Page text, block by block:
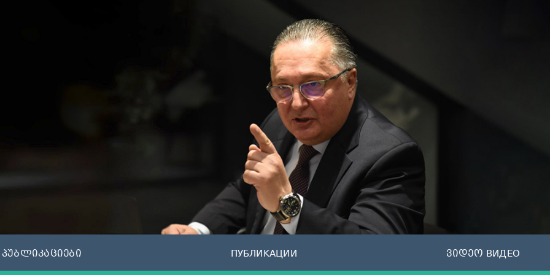
პუბლიკაციები ПУБЛИКАЦИИ ვიდეო ВИДЕО